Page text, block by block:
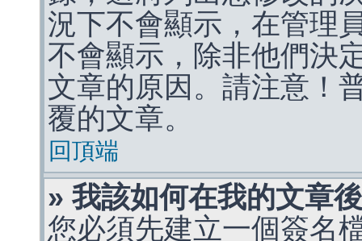
況下不會顯示，在管理
不會顯示，除非他們決
文章的原因。請注意！
覆的文章。
回頂端
» 我該如何在我的文章
您必須先建立一個簽名